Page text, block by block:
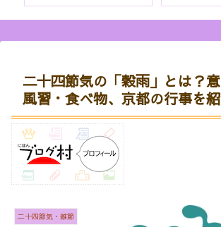
二十四節気の「穀雨」とは？意
風習・食べ物、京都の行事を紹
二十四節気・雑節